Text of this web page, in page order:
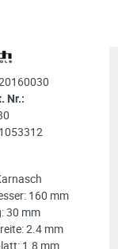
Nr.:
160 mm
30 mm
2.4 mm
1.8 mm